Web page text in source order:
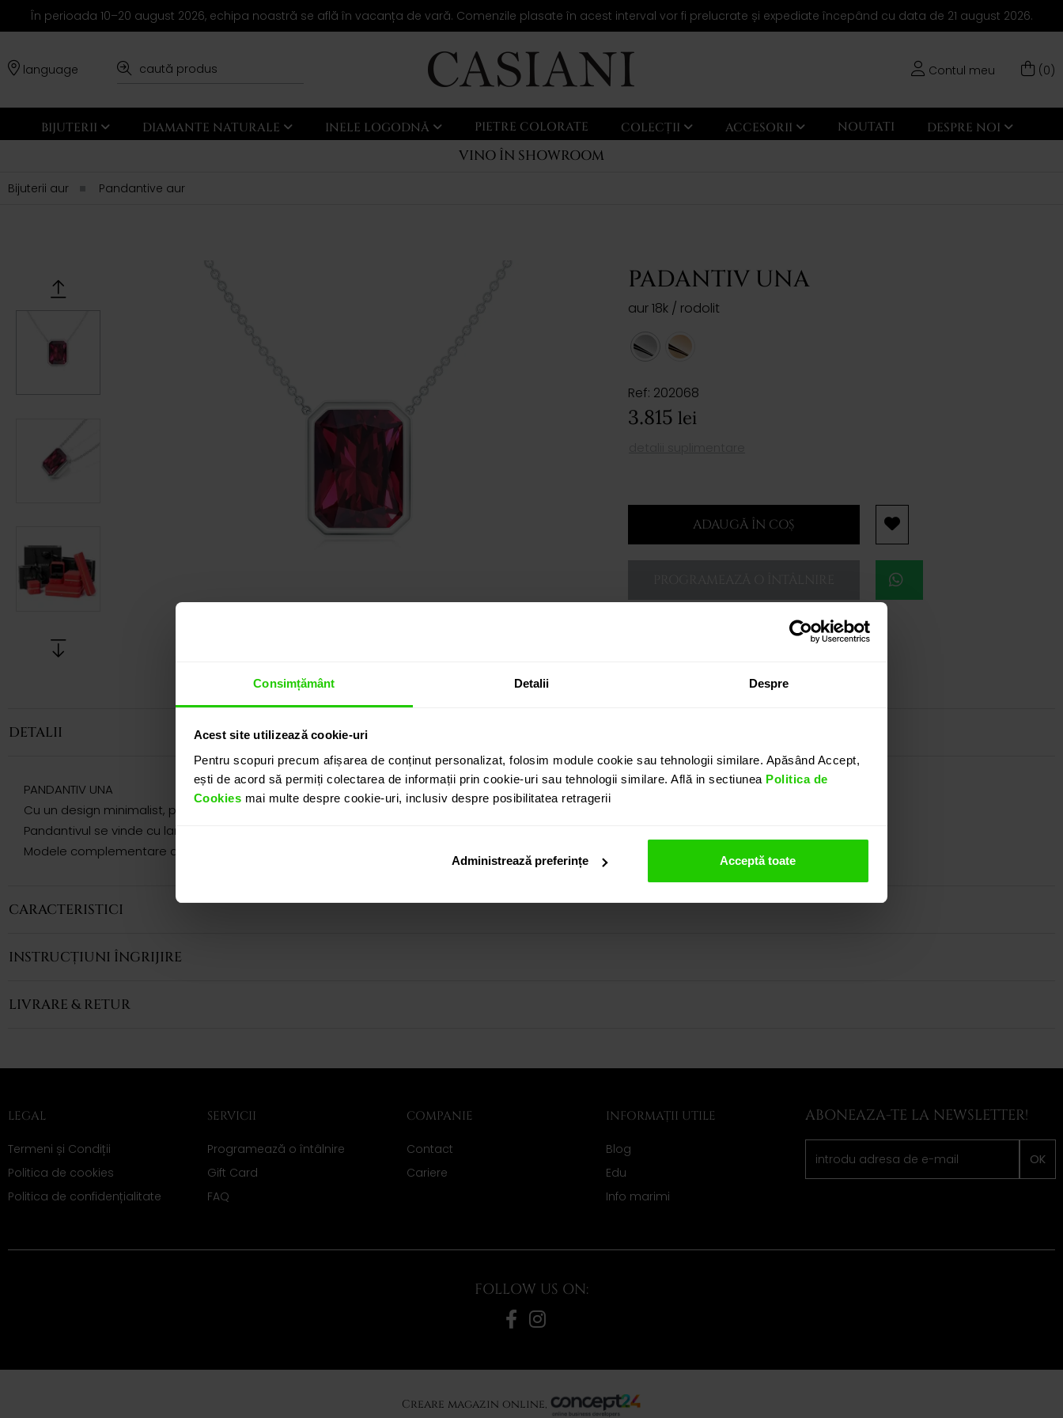
Consimțământ Detalii Despre
Acest site utilizează cookie-uri
Pentru scopuri precum afișarea de conținut personalizat, folosim module cookie sau tehnologii similare. Apăsând Accept,
ești de acord să permiți colectarea de informații prin cookie-uri sau tehnologii similare. Află in sectiunea Politica de
Cookies mai multe despre cookie-uri, inclusiv despre posibilitatea retragerii
Administrează preferințe Acceptă toate
În perioada 10–20 august 2026, echipa noastră se află în vacanța de vară. Comenzile plasate în acest interval vor fi prelucrate și expediate începând cu data de 21 august 2026.
language Contul meu (0)
BIJUTERII DIAMANTE NATURALE INELE LOGODNĂ PIETRE COLORATE COLECȚII ACCESORII NOUTATI DESPRE NOI
VINO ÎN SHOWROOM
Bijuterii aur Pandantive aur
PADANTIV UNA
aur 18k / rodolit
Ref: 202068
3.815 lei
ADAUGĂ ÎN COȘ
DETALII
PANDANTIV UNA
Cu un design minimalist, pandantivul CASIANI UNA prezinta un rodolit cu taietura octogon incastrat in aur alb de 18k. O bijuterie discreta si eleganta.
Pandantivul se vinde cu lant.
Modele complementare acestui produs puteti regasi atat in colectia prezentata pe site cat si vizitand showroom-ul nostru.
CARACTERISTICI
INSTRUCȚIUNI ÎNGRIJIRE
LIVRARE & RETUR
LEGAL
Termeni și Condiții
Politica de cookies
Politica de confidențialitate
SERVICII
Programează o întâlnire
Gift Card
FAQ
COMPANIE
Contact
Cariere
INFORMAȚII UTILE
Blog
Edu
Info marimi
ABONEAZA-TE LA NEWSLETTER!
OK
FOLLOW US ON:
Creare magazin online,